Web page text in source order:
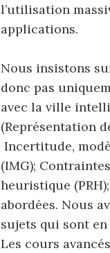
l’utilisation
applications.
Nous insistons
donc pas
avec la ville
(Représentation
Incertitude,
(IMG);
heuristique
abordées. Nous
sujets qui sont
Les cours